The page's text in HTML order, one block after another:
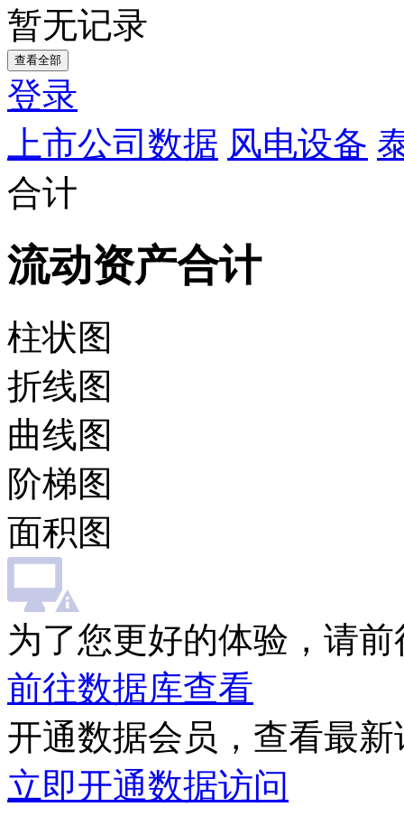
暂无记录
查看全部
登录
上市公司数据 风电设备
合计
流动资产合计
柱状图
折线图
曲线图
阶梯图
面积图
为了您更好的体验，请
前往数据库查看
开通数据会员，查看最
立即开通数据访问